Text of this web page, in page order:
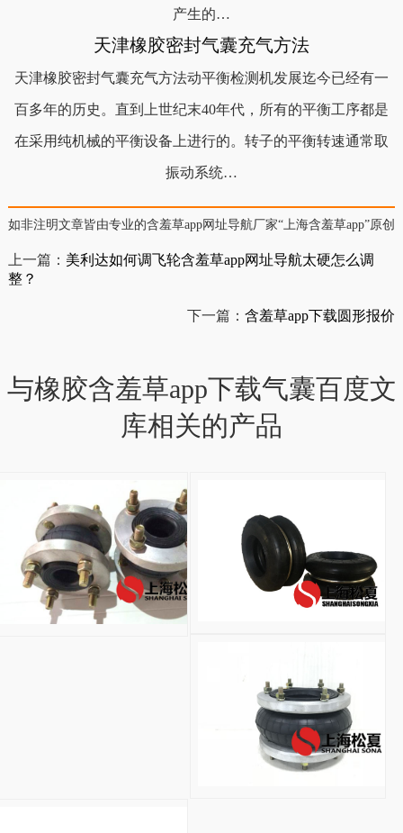
产生的…
天津橡胶密封气囊充气方法
天津橡胶密封气囊充气方法动平衡检测机发展迄今已经有一
百多年的历史。直到上世纪末40年代，所有的平衡工序都是
在采用纯机械的平衡设备上进行的。转子的平衡转速通常取
振动系统…
如非注明文章皆由专业的含羞草app网址导航厂家“上海含羞草app”原创
上一篇： 美利达如何调飞轮含羞草app网址导航太硬怎么调
整？
下一篇：含羞草app下载圆形报价
与橡胶含羞草app下载气囊百度文
库相关的产品
HF150/076-